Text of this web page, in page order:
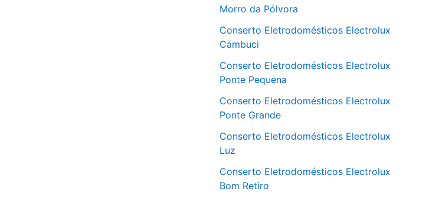
Morro da Pólvora
Conserto Eletrodomésticos Electrolux
Cambuci
Conserto Eletrodomésticos Electrolux
Ponte Pequena
Conserto Eletrodomésticos Electrolux
Ponte Grande
Conserto Eletrodomésticos Electrolux
Luz
Conserto Eletrodomésticos Electrolux
Bom Retiro